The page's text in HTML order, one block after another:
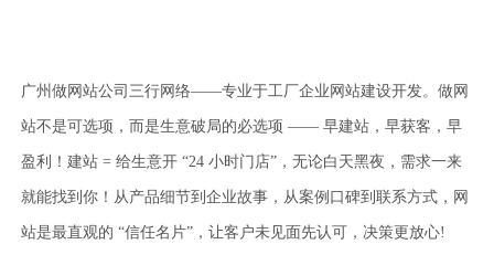
广州做网站公司三行网络——专业于工厂企业网站建设开发。做网
站不是可选项，而是生意破局的必选项 —— 早建站，早获客，早
盈利！建站 = 给生意开 “24 小时门店”，无论白天黑夜，需求一来
就能找到你！从产品细节到企业故事，从案例口碑到联系方式，网
站是最直观的 “信任名片”，让客户未见面先认可，决策更放心!